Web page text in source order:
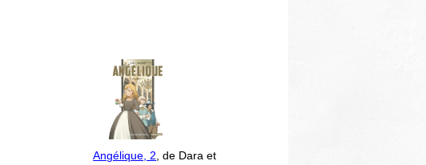
Angélique, 2, de Dara et